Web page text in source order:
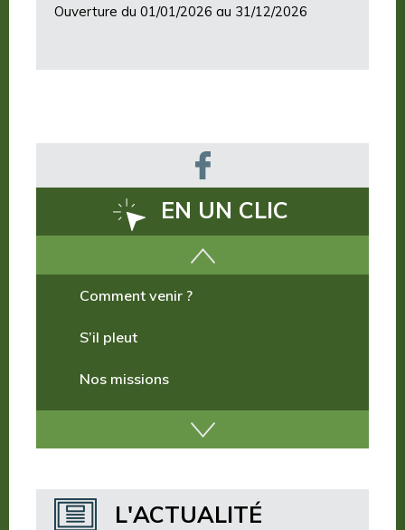
Ouverture du 01/01/2026 au 31/12/2026
EN UN CLIC
Comment venir ?
S’il pleut
Nos missions
Nos incontournables
Où dormir ?
L'ACTUALITÉ